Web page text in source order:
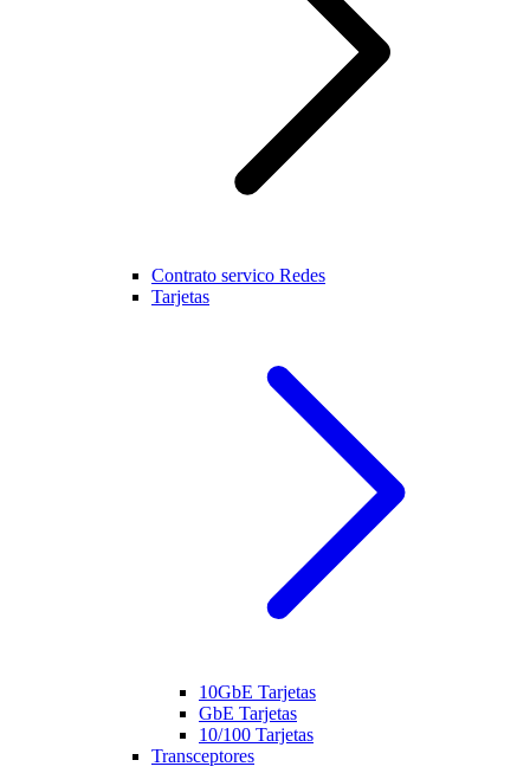
Contrato servico Redes
Tarjetas
10GbE Tarjetas
GbE Tarjetas
10/100 Tarjetas
Transceptores